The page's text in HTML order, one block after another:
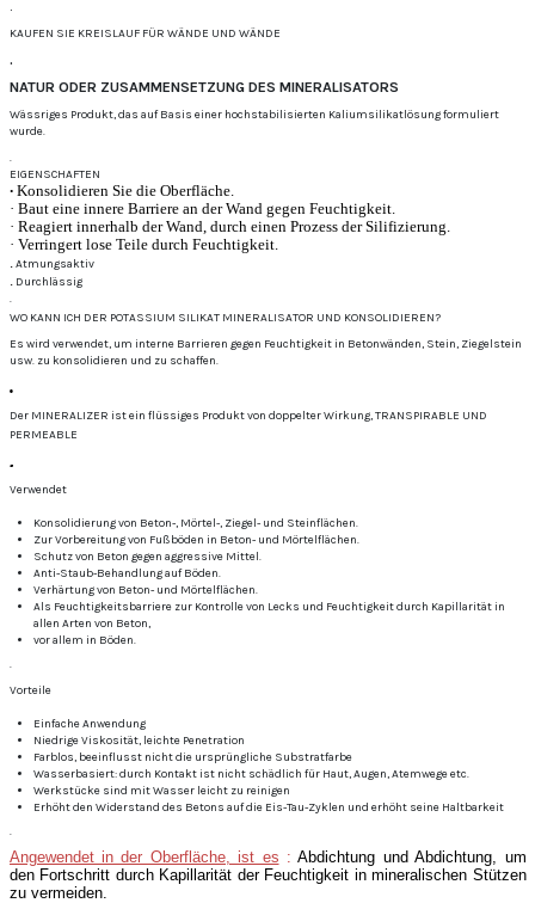
.
KAUFEN SIE KREISLAUF FÜR WÄNDE UND WÄNDE
.
NATUR ODER ZUSAMMENSETZUNG DES MINERALISATORS
Wässriges Produkt, das auf Basis einer hochstabilisierten Kaliumsilikatlösung formuliert
wurde.
.
EIGENSCHAFTEN
· Konsolidieren Sie die Oberfläche.
· Baut eine innere Barriere an der Wand gegen Feuchtigkeit.
· Reagiert innerhalb der Wand, durch einen Prozess der Silifizierung.
· Verringert lose Teile durch Feuchtigkeit.
Atmungsaktiv
Durchlässig
.
WO KANN ICH DER POTASSIUM SILIKAT MINERALISATOR UND KONSOLIDIEREN?
Es wird verwendet, um interne Barrieren gegen Feuchtigkeit in Betonwänden, Stein, Ziegelstein
usw. zu konsolidieren und zu schaffen.
.
Der MINERALIZER ist ein flüssiges Produkt von doppelter Wirkung, TRANSPIRABLE UND
PERMEABLE
.
Verwendet
Konsolidierung von Beton-, Mörtel-, Ziegel- und Steinflächen.
Zur Vorbereitung von Fußböden in Beton- und Mörtelflächen.
Schutz von Beton gegen aggressive Mittel.
Anti-Staub-Behandlung auf Böden.
Verhärtung von Beton- und Mörtelflächen.
Als Feuchtigkeitsbarriere zur Kontrolle von Lecks und Feuchtigkeit durch Kapillarität in
allen Arten von Beton,
vor allem in Böden.
.
Vorteile
Einfache Anwendung
Niedrige Viskosität, leichte Penetration
Farblos, beeinflusst nicht die ursprüngliche Substratfarbe
Wasserbasiert: durch Kontakt ist nicht schädlich für Haut, Augen, Atemwege etc.
Werkstücke sind mit Wasser leicht zu reinigen
Erhöht den Widerstand des Betons auf die Eis-Tau-Zyklen und erhöht seine Haltbarkeit
.
Angewendet in der Oberfläche, ist es :Abdichtung und Abdichtung, um
den Fortschritt durch Kapillarität der Feuchtigkeit in mineralischen Stützen
zu vermeiden.